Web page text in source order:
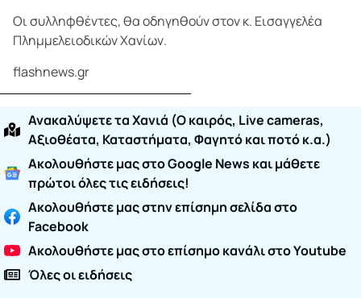
Οι συλληφθέντες, θα οδηγηθούν στον κ. Εισαγγελέα
Πλημμελειοδικών Χανίων.
flashnews.gr
Ανακαλύψετε τα Χανιά (O καιρός, Live cameras,
Αξιοθέατα, Καταστήματα, Φαγητό και ποτό κ.α.)
Ακολουθήστε μας στο Google News και μάθετε
πρώτοι όλες τις ειδήσεις!
Ακολουθήστε μας στην επίσημη σελίδα στο
Facebook
Ακολουθήστε μας στο επίσημο κανάλι στο Youtube
Όλες οι ειδήσεις